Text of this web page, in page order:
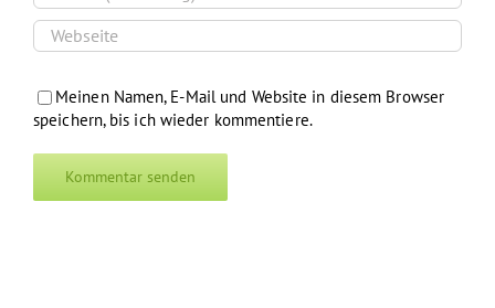
Meinen Namen, E-Mail und Website in diesem Browser
speichern, bis ich wieder kommentiere.